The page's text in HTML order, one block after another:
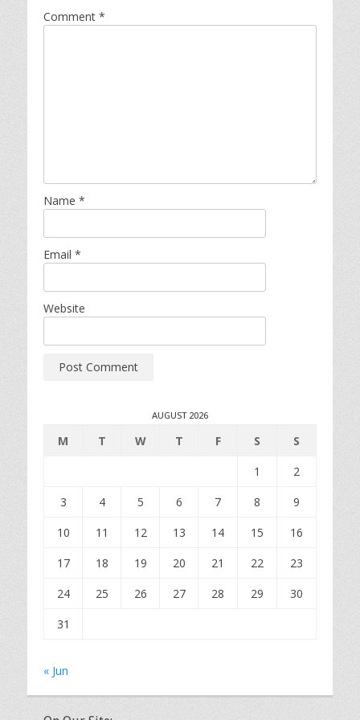
Comment *
Name *
Email *
Website
AUGUST 2026
M T W T F S
S
1
2
3
4 5 6 7 8
9
10
11 12 13 14 15
16
17
18 19 20 21 22
23
24
25 26 27 28 29
30
31
« Jun